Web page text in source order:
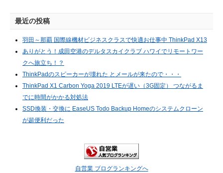
最近の投稿
羽田～那覇 国際線機材ビジネスクラスで快適お仕事中 ThinkPad X13
ありがとう！成田空港のデルタスカイクラブ ハワイでリモートワー
クへ旅立ち！？
ThinkPadのスピーカーが壊れた とメールが来たので・・・
ThinkPad X1 Carbon Yoga 2019 LTEが遅い（3G固定） つながるま
でに時間がかかる対処法
SSD換装・交換に EaseUS Todo Backup Homeのシステムクローン
が超便利だった
自営業 ブログランキングへ